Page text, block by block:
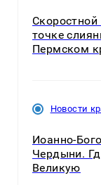
точке
Пермском
Новости
Иоанно-
Чердыни.
Великую